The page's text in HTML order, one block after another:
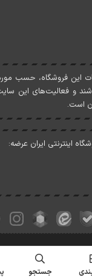
اين فروشگاه، حسب
و فعاليت‌های اين
است.
اینترنتی ایران عرضه:
این وبسایت متعلق به ایران
© Copyrights - IranArze.ir - 1405
جستجو